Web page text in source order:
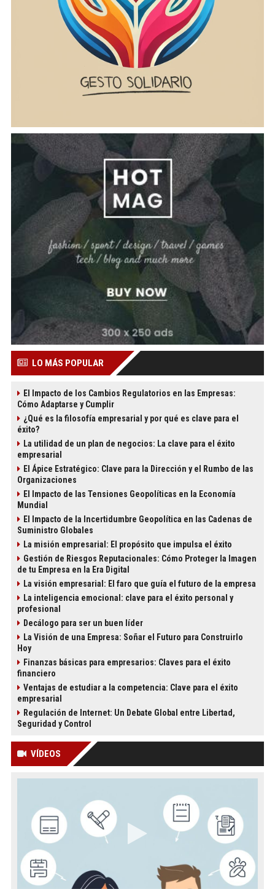
LO MÁS POPULAR
El Impacto de los Cambios Regulatorios en las Empresas:
Cómo Adaptarse y Cumplir
¿Qué es la filosofía empresarial y por qué es clave para el
éxito?
La utilidad de un plan de negocios: La clave para el éxito
empresarial
El Ápice Estratégico: Clave para la Dirección y el Rumbo de las
Organizaciones
El Impacto de las Tensiones Geopolíticas en la Economía
Mundial
El Impacto de la Incertidumbre Geopolítica en las Cadenas de
Suministro Globales
La misión empresarial: El propósito que impulsa el éxito
Gestión de Riesgos Reputacionales: Cómo Proteger la Imagen
de tu Empresa en la Era Digital
La visión empresarial: El faro que guía el futuro de la empresa
La inteligencia emocional: clave para el éxito personal y
profesional
Decálogo para ser un buen líder
La Visión de una Empresa: Soñar el Futuro para Construirlo
Hoy
Finanzas básicas para empresarios: Claves para el éxito
financiero
Ventajas de estudiar a la competencia: Clave para el éxito
empresarial
Regulación de Internet: Un Debate Global entre Libertad,
Seguridad y Control
VÍDEOS